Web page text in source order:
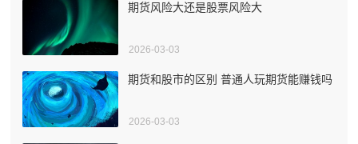
期货风险大还是股票风险大
2026-03-03
期货和股市的区别 普通人玩期货能赚钱吗
2026-03-03